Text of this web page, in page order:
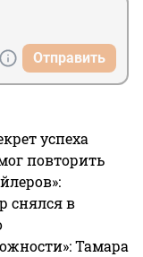
Отправить
успеха
повторить
снялся в
Тамара